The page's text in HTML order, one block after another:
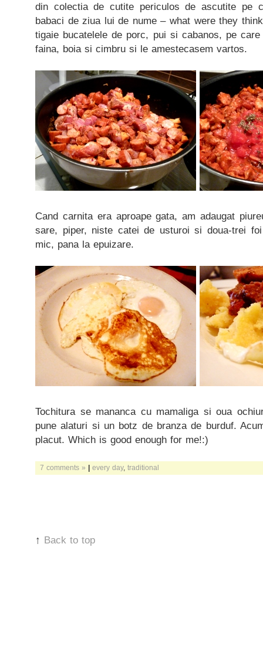
din colectia de cutite periculos de ascutite pe
babaci de ziua lui de nume – what were they
tigaie bucatelele de porc, pui si cabanos, pe
faina, boia si cimbru si le amestecasem vartos.
Cand carnita era aproape gata, am adaugat
sare, piper, niste catei de usturoi si doua-trei
mic, pana la epuizare.
Tochitura se mananca cu mamaliga si oua
pune alaturi si un botz de branza de burduf.
placut. Which is good enough for me!:)
7 comments » | every day, traditional
↑ Back to top